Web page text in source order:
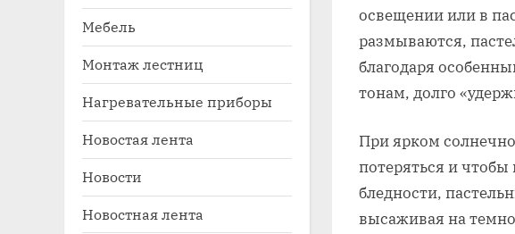
sub-
освещении или в
размываются,
благодаря
тонам, долго
При ярком
потеряться и чтобы
бледности,
высаживая на
Мебель
Монтаж лестниц
Нагревательные приборы
Новостая лента
Новости
Новостная лента